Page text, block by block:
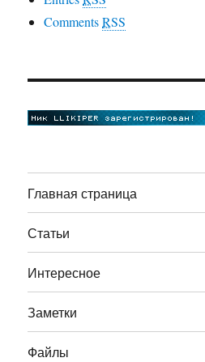
CommentsRSS
Главная страница
Статьи
Интересное
Заметки
Файлы